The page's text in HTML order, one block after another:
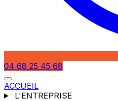
04 68 25 45 68
ACCUEIL
L'ENTREPRISE